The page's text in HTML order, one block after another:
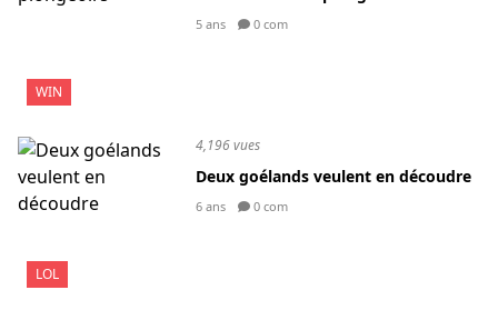
WIN
5 ans 0 com
LOL
4,196 vues
Deux goélands veulent en découdre
6 ans 0 com